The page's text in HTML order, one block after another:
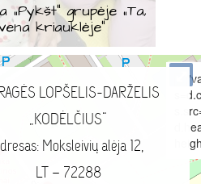
„Pykšt“ grupėje „Ta,
kriauklėje“
⤢
LOPŠELIS-DARŽELIS
„KODĖLČIUS“
Moksleivių alėja 12,
LT – 72288